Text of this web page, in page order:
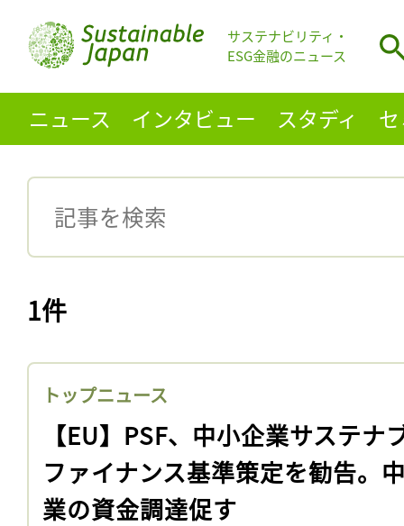
サステナビリティ・
ESG金融のニュース
ニュース インタビュー スタディ
1件
トップニュース
【EU】PSF、中小企業サステナ
ファイナンス基準策定を勧告。
業の資金調達促す